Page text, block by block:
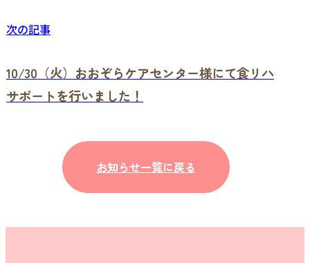
次の記事
10/30（火）おおぞらケアセンター様にて食リハ
サポートを行いました！
お知らせ一覧に戻る